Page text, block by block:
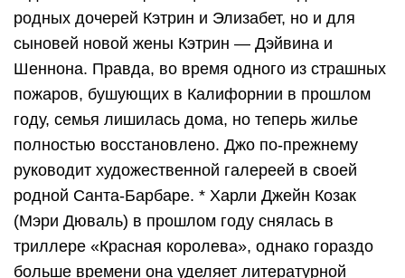
родных дочерей Кэтрин и Элизабет, но и для
сыновей новой жены Кэтрин — Дэйвина и
Шеннона. Правда, во время одного из страшных
пожаров, бушующих в Калифорнии в прошлом
году, семья лишилась дома, но теперь жилье
полностью восстановлено. Джо по-прежнему
руководит художественной галереей в своей
родной Санта-Барбаре. * Харли Джейн Козак
(Мэри Дюваль) в прошлом году снялась в
триллере «Красная королева», однако гораздо
больше времени она уделяет литературной